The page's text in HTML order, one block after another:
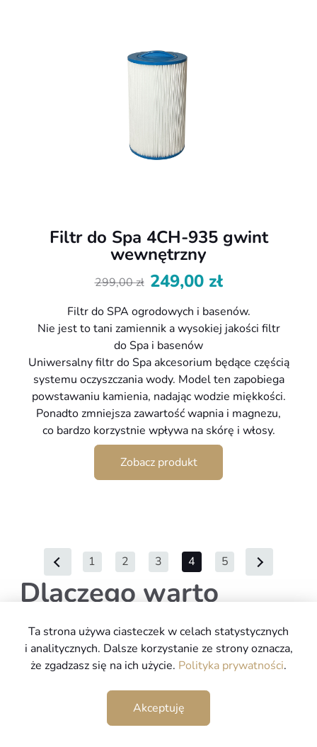
Filtr do Spa 4CH-935 gwint
wewnętrzny
299,00zł
Pierwotna
cena
wynosiła:
299,00 zł.
249,00 zł
Aktualna
cena
wynosi:
249,00 zł.
Filtr do SPA ogrodowych i basenów.
Nie jest to tani zamiennik a wysokiej jakości filtr
do Spa i basenów
Uniwersalny filtr do Spa akcesorium będące częścią
systemu oczyszczania wody. Model ten zapobiega
powstawaniu kamienia, nadając wodzie miękkości.
Ponadto zmniejsza zawartość wapnia i magnezu,
co bardzo korzystnie wpływa na skórę i włosy.
Zobacz produkt
1 2 3 4 5
Dlaczego warto
wybrać nasze jacuzzi?
szereg funkcji, które zapewniają maksymalny komfort
użytkowania i relaks podczas każdej sesji. Wszystko
Ta strona używa ciasteczek w celach statystycznych
i analitycznych. Dalsze korzystanie ze strony oznacza,
że zgadzasz się na ich użycie. Polityka prywatności.
Akceptuję